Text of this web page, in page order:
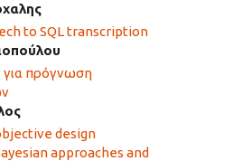
to SQL transcription
πρόγνωση
design
approaches and